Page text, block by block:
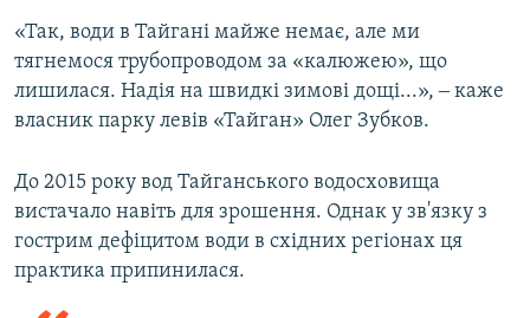
«Так, води в Тайгані майже немає, але ми
тягнемося трубопроводом за «калюжею», що
лишилася. Надія на швидкі зимові дощі...», ‒ каже
власник парку левів «Тайган» Олег Зубков.
До 2015 року вод Тайганського водосховища
вистачало навіть для зрошення. Однак у зв'язку з
гострим дефіцитом води в східних регіонах ця
практика припинилася.